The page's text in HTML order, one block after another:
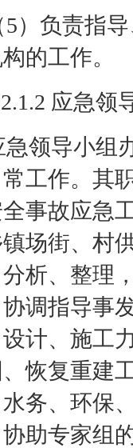
5）负责指
的工作。
应急领
急领导小组
工作。其
事故应急
场街、村
析、整理
调指导事
计、施工
恢复重建
务、环保
助专家组